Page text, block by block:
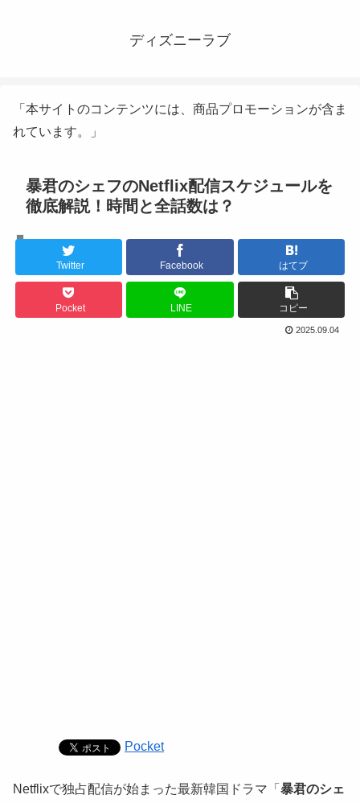
ディズニーラブ
「本サイトのコンテンツには、商品プロモーションが含ま
れています。」
暴君のシェフのNetflix配信スケジュールを
徹底解説！時間と全話数は？
Twitter Facebook はてブ
Pocket LINE コピー
2025.09.04
Pocket
Netflixで独占配信が始まった最新韓国ドラマ「 暴君のシェ